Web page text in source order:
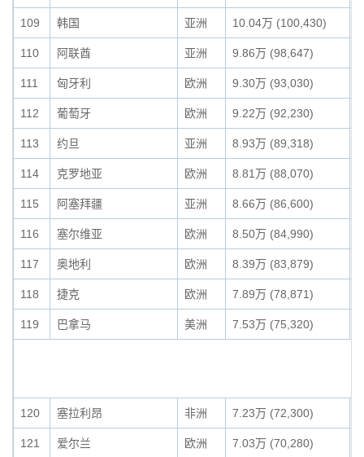
109 韩国 亚洲 10.04万 (100,430)
110 阿联酋 亚洲 9.86万 (98,647)
111 匈牙利 欧洲 9.30万 (93,030)
112 葡萄牙 欧洲 9.22万 (92,230)
113 约旦 亚洲 8.93万 (89,318)
114 克罗地亚 欧洲 8.81万 (88,070)
115 阿塞拜疆 亚洲 8.66万 (86,600)
116 塞尔维亚 欧洲 8.50万 (84,990)
117 奥地利 欧洲 8.39万 (83,879)
118 捷克 欧洲 7.89万 (78,871)
119 巴拿马 美洲 7.53万 (75,320)
120 塞拉利昂 非洲 7.23万 (72,300)
121 爱尔兰 欧洲 7.03万 (70,280)